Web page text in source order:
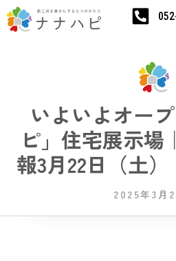
いよいよオー
ピ」住宅展示場
報3月22日（土）
2025年3月